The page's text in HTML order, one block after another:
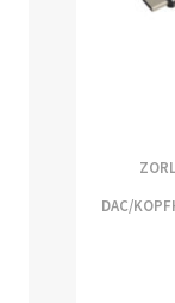
DAC/